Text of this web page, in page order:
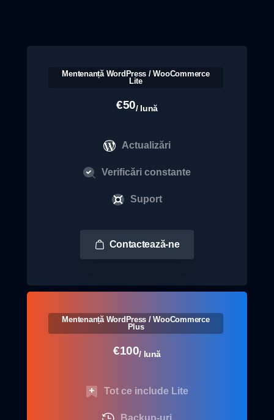
Mentenanță WordPress / WooCommerce
Lite
€50/ lună
Actualizări
Verificări constante
Suport
Contactează-ne
Mentenanță WordPress / WooCommerce
Plus
€100/ lună
Tot ce include Lite